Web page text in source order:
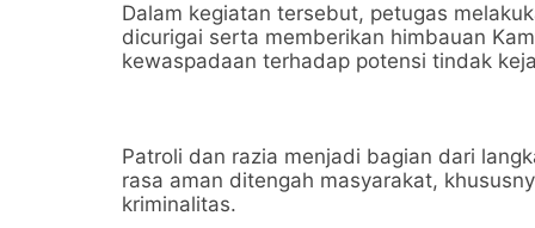
Dalam kegiatan tersebut, petugas
dicurigai serta memberikan himbauan
kewaspadaan terhadap potensi tindak
Patroli dan razia menjadi bagian dari
rasa aman ditengah masyarakat,
kriminalitas.